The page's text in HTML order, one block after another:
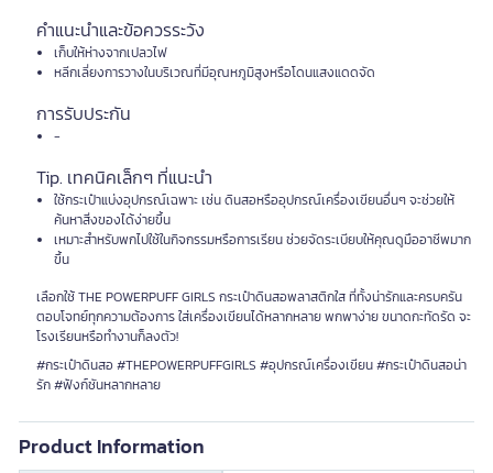
คำแนะนำและข้อควรระวัง
เก็บให้ห่างจากเปลวไฟ
หลีกเลี่ยงการวางในบริเวณที่มีอุณหภูมิสูงหรือโดนแสงแดดจัด
การรับประกัน
-
Tip. เทคนิคเล็กๆ ที่แนะนำ
ใช้กระเป๋าแบ่งอุปกรณ์เฉพาะ เช่น ดินสอหรืออุปกรณ์เครื่องเขียนอื่นๆ จะช่วยให้
ค้นหาสิ่งของได้ง่ายขึ้น
เหมาะสำหรับพกไปใช้ในกิจกรรมหรือการเรียน ช่วยจัดระเบียบให้คุณดูมืออาชีพมาก
ขึ้น
เลือกใช้ THE POWERPUFF GIRLS กระเป๋าดินสอพลาสติกใส ที่ทั้งน่ารักและครบครัน
ตอบโจทย์ทุกความต้องการ ใส่เครื่องเขียนได้หลากหลาย พกพาง่าย ขนาดกะทัดรัด จะ
โรงเรียนหรือทำงานก็ลงตัว!
#กระเป๋าดินสอ #THEPOWERPUFFGIRLS #อุปกรณ์เครื่องเขียน #กระเป๋าดินสอน่า
รัก #ฟังก์ชันหลากหลาย
Product Information